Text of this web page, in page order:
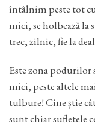
întâlnim peste tot
mici, se holbează
trec, zilnic, fie la
Este zona podurilor
mici, peste altele
tulbure! Cine știe
sunt chiar sufletele